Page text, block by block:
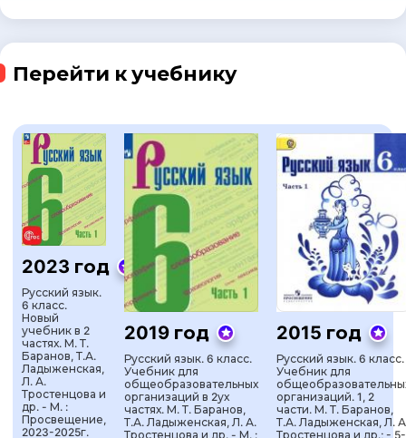
Перейти к учебнику
2023 год
Русский язык.
6 класс.
Новый
учебник в 2
частях. М. Т.
Баранов, Т.А.
Ладыженская,
Л. А.
Тростенцова и
др. - М. :
Просвещение,
2023-2025г.
2019 год
Русский язык. 6 класс.
Учебник для
общеобразовательных
организаций в 2ух
частях. М. Т. Баранов,
Т.А. Ладыженская, Л. А.
Тростенцова и др. - М. :
2015 год
Русский язык. 6 класс.
Учебник для
организаций. 1, 2
части. М. Т. Баранов,
Т.А. Ладыженская, Л.
Тростенцова и др.; - 5-